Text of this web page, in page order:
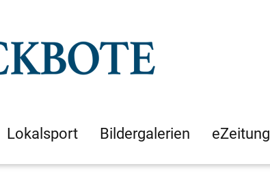
Lokalsport Bildergalerien eZeitung